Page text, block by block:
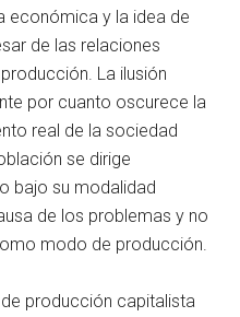
económica y la idea de
de las relaciones
La ilusión
por cuanto oscurece la
real de la sociedad
se dirige
bajo su modalidad
de los problemas y no
modo de producción.
producción capitalista